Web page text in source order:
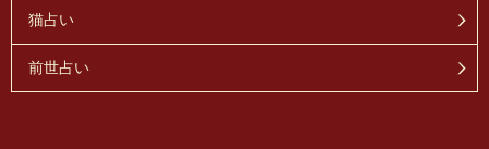
猫占い
前世占い